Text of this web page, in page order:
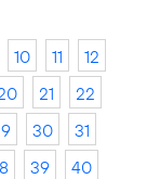
10 11
12
21
22
30
31
39
40